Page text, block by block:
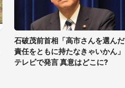
石破茂前首相「高市さんを選んだ
責任をともに持たなきゃいかん」
テレビで発言 真意はどこに?